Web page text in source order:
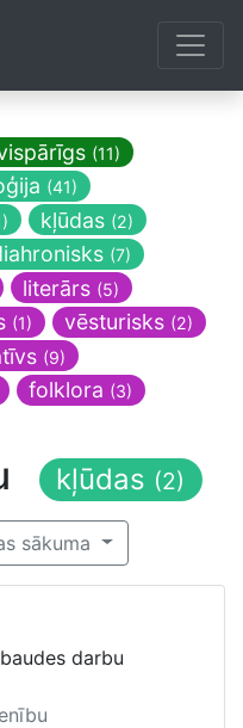
(11)
(41)
kļūdas (2)
(7)
literārs (5)
(1) vēsturisks (2)
(9)
folklora (3)
kļūdas (2)
sākuma
darbu